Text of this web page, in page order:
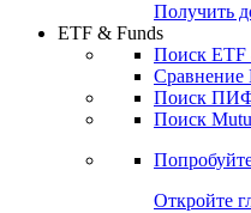
Получить
ETF & Funds
Поиск ETF
Сравнение
Поиск
Поиск
Откройте